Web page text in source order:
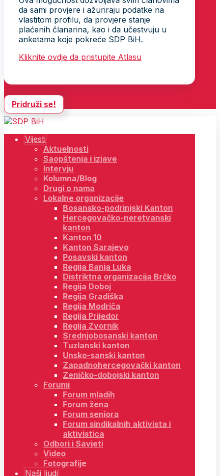
da sami provjere i ažuriraju podatke na
vlastitom profilu, da provjere stanje
plaćenih članarina, kao i da učestvuju u
anketama koje pokreće SDP BiH.
Kliknite ovdje da pristupite Atlasu
Pridruži se!
Vijesti
Aktuelnosti
Saopštenja i izjave
Intervju
Kolumna/Blog
Drugi o nama
Lokalne organizacije
Bosansko-podrinjski Kanton
Hercegovačko-neretvanski
kanton
Kanton 10
Kanton Sarajevo
Posavski kanton
Regija Banja Luka
Distriktna organizacija Brčko
Regija Doboj
Regija Gradiška
Regija Modriča
Regija Prijedor
Regija Zvornik
Srednjobosanski kanton
Tuzlanski kanton
Unsko-sanski kanton
Zapadnohercegovački kanton
Zeničko-dobojski kanton
Forumi
Forum mladih
Forum žena
Forum seniora
Forum sindikalnih aktivista i
aktivistica
Odbori i Savjeti
Video
Fotografije
Naši ljudi